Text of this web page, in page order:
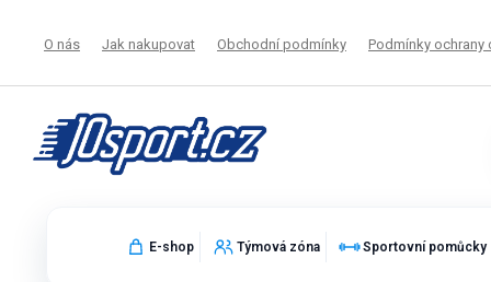
O nás Jak nakupovat Obchodní podmínky Podmínky ochrany
E-shop Týmová zóna Sportovní pomůcky